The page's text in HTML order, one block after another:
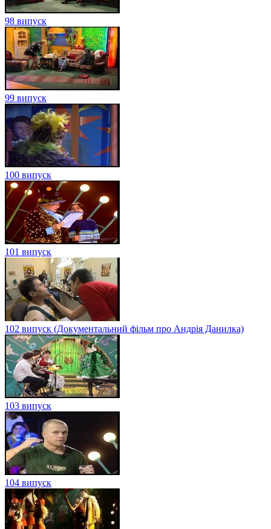
98 випуск
99 випуск
100 випуск
101 випуск
102 випуск (Документальний фільм про Андрія Данилка)
103 випуск
104 випуск